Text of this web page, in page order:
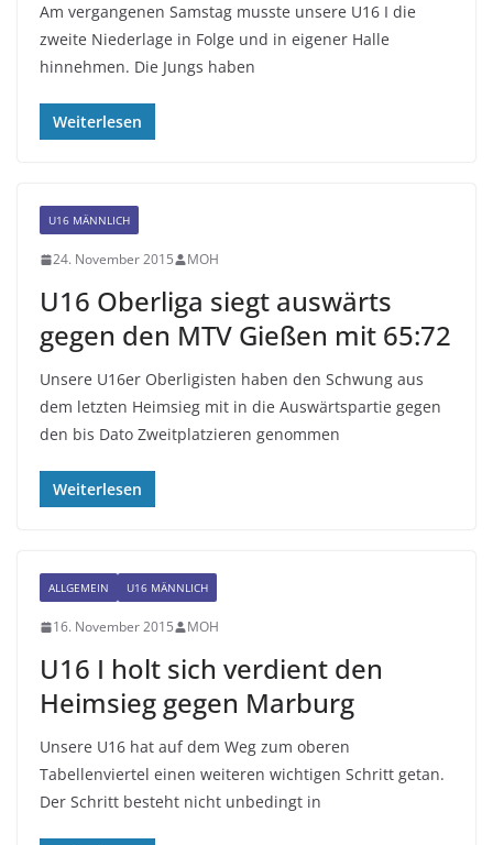
Am vergangenen Samstag musste unsere U16 I die
zweite Niederlage in Folge und in eigener Halle
hinnehmen. Die Jungs haben
Weiterlesen
U16 MÄNNLICH
24. November 2015 MOH
U16 Oberliga siegt auswärts
gegen den MTV Gießen mit 65:72
Unsere U16er Oberligisten haben den Schwung aus
dem letzten Heimsieg mit in die Auswärtspartie gegen
den bis Dato Zweitplatzieren genommen
Weiterlesen
ALLGEMEIN U16 MÄNNLICH
16. November 2015 MOH
U16 I holt sich verdient den
Heimsieg gegen Marburg
Unsere U16 hat auf dem Weg zum oberen
Tabellenviertel einen weiteren wichtigen Schritt getan.
Der Schritt besteht nicht unbedingt in